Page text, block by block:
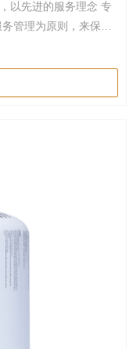
以先进的服务理念 专
管理为原则，来保证